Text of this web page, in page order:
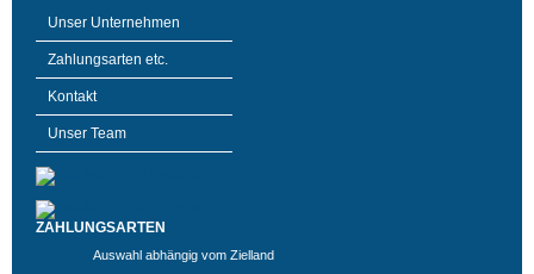
Unser Unternehmen
Zahlungsarten etc.
Kontakt
Unser Team
ZAHLUNGSARTEN
Auswahl abhängig vom Zielland